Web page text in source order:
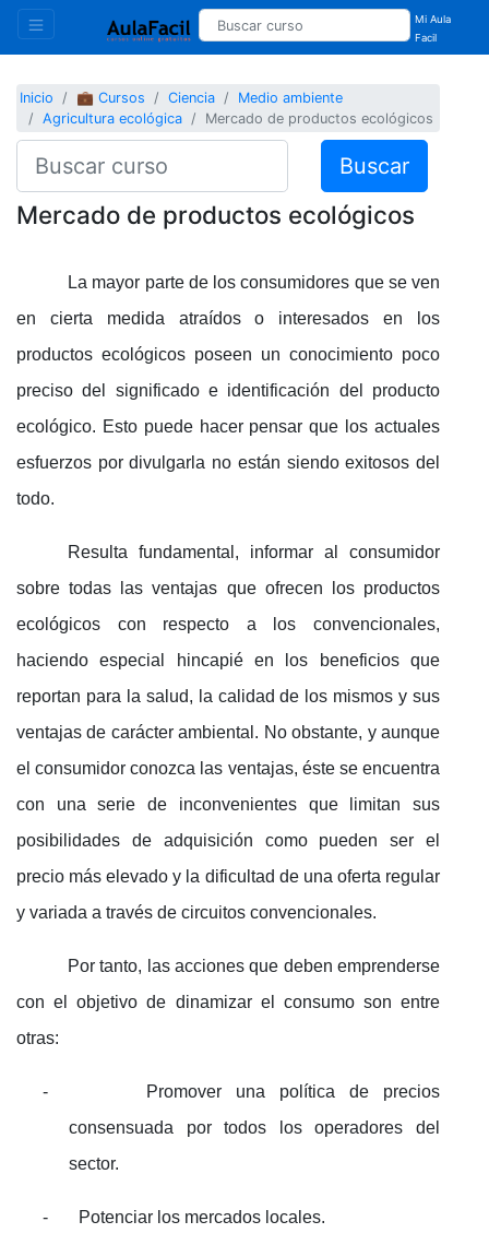
Mi Aula
Facil
Inicio 💼 Cursos Ciencia
Medio ambiente
Agricultura ecológica
Mercado de productos ecológicos
Buscar
Mercado de productos ecológicos
La mayor parte de los consumidores que se ven
en cierta medida atraídos o interesados en los
productos ecológicos poseen un conocimiento poco
preciso del significado e identificación del producto
ecológico. Esto puede hacer pensar que los actuales
esfuerzos por divulgarla no están siendo exitosos del
todo.
Resulta fundamental, informar al consumidor
sobre todas las ventajas que ofrecen los productos
ecológicos con respecto a los convencionales,
haciendo especial hincapié en los beneficios que
reportan para la salud, la calidad de los mismos y sus
ventajas de carácter ambiental. No obstante, y aunque
el consumidor conozca las ventajas, éste se encuentra
con una serie de inconvenientes que limitan sus
posibilidades de adquisición como pueden ser el
precio más elevado y la dificultad de una oferta regular
y variada a través de circuitos convencionales.
Por tanto, las acciones que deben emprenderse
con el objetivo de dinamizar el consumo son entre
otras:
-
Promover una política de precios
consensuada por todos los operadores del
sector.
- Potenciar los mercados locales.